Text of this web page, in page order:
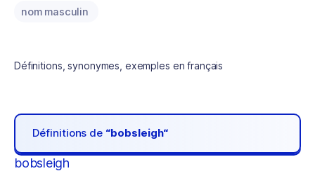
nom masculin
Définitions, synonymes, exemples en français
Définitions de “bobsleigh“
bobsleigh